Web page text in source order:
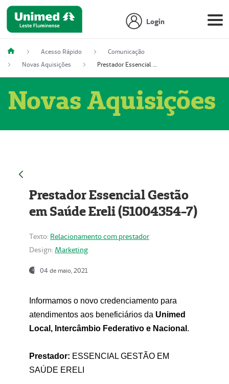
Login
Acesso Rápido
Comunicação
Novas Aquisições
Prestador Essencial Gestão em Saúde Ereli (51004354-7)
Novas Aquisições
Prestador Essencial Gestão
em Saúde Ereli (51004354-7)
Texto: Relacionamento com prestador
Design: Marketing
04 de maio, 2021
Informamos o novo credenciamento para
atendimentos aos beneficiários da Unimed
Local, Intercâmbio Federativo e Nacional .
Prestador: ESSENCIAL GESTÃO EM
SAÚDE ERELI